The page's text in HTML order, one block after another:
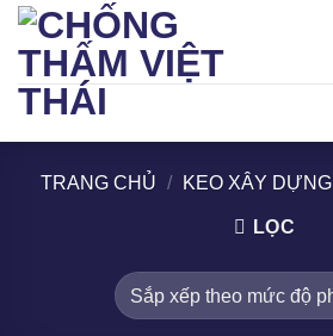
Bỏ
TRANG CHỦ / KEO XÂY DỰNG
LỌC